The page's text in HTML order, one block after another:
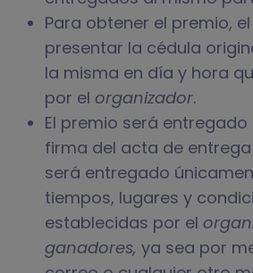
Para obtener el premio,
presentar la cédula
la misma en día y hora
por el organizador.
El premio será
firma del acta de
será entregado
tiempos, lugares y
establecidas por el
ganadores, ya sea por